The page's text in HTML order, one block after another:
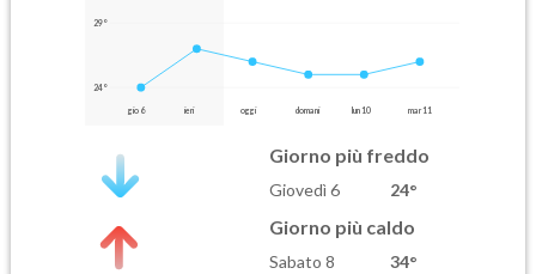
29°
24°
gio 6 ieri oggi domani lun 10 mar 11
Giorno più freddo
Giovedì 6 24°
Giorno più caldo
Sabato 8 34°